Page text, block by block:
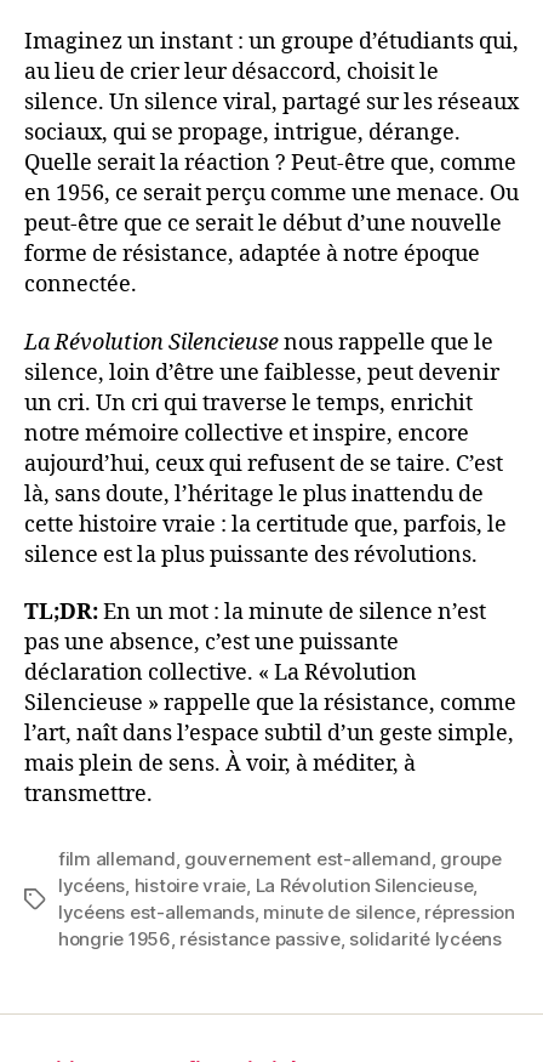
Imaginez un instant : un groupe d’étudiants qui,
au lieu de crier leur désaccord, choisit le
silence. Un silence viral, partagé sur les réseaux
sociaux, qui se propage, intrigue, dérange.
Quelle serait la réaction ? Peut-être que, comme
en 1956, ce serait perçu comme une menace. Ou
peut-être que ce serait le début d’une nouvelle
forme de résistance, adaptée à notre époque
connectée.
La Révolution Silencieusenous rappelle que le
silence, loin d’être une faiblesse, peut devenir
un cri. Un cri qui traverse le temps, enrichit
notre mémoire collective et inspire, encore
aujourd’hui, ceux qui refusent de se taire. C’est
là, sans doute, l’héritage le plus inattendu de
cette histoire vraie : la certitude que, parfois, le
silence est la plus puissante des révolutions.
TL;DR:En un mot : la minute de silence n’est
pas une absence, c’est une puissante
déclaration collective. « La Révolution
Silencieuse » rappelle que la résistance, comme
l’art, naît dans l’espace subtil d’un geste simple,
mais plein de sens. À voir, à méditer, à
transmettre.
Étiquettes
film allemand, gouvernement est-allemand, groupe
lycéens, histoire vraie, La Révolution Silencieuse,
lycéens est-allemands, minute de silence, répression
hongrie 1956, résistance passive, solidarité lycéens